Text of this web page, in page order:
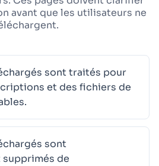
avant que les utilisateurs ne
sont traités pour
et des fichiers de
sont
de